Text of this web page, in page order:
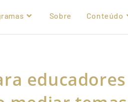
Sobre Conteúdo
educadores